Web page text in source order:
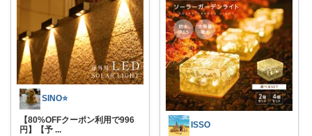
SINO⭐️
【80%OFFクーポン利用で996
円】【予 ...
ISSO